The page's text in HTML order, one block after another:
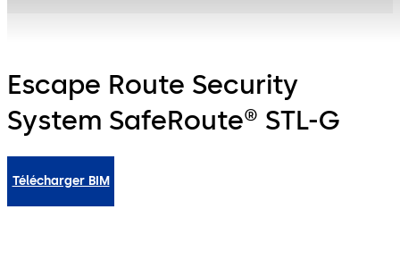
Escape Route Security
System SafeRoute® STL-G
Télécharger BIM